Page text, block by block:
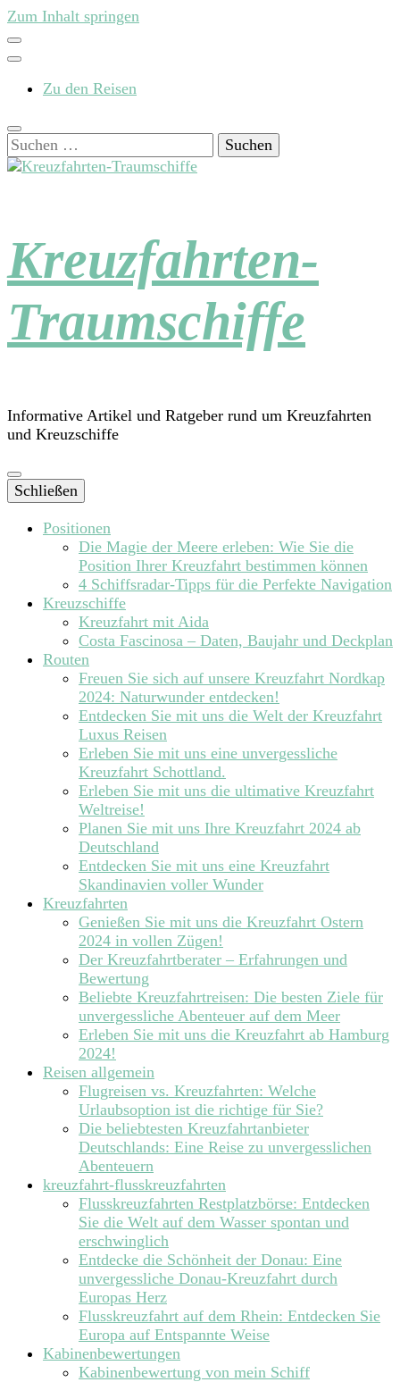
Zum Inhalt springen
Zu den Reisen
Suchen
nach:
Kreuzfahrten-
Traumschiffe
Informative Artikel und Ratgeber rund um Kreuzfahrten
und Kreuzschiffe
Schließen
Positionen
Die Magie der Meere erleben: Wie Sie die
Position Ihrer Kreuzfahrt bestimmen können
4 Schiffsradar-Tipps für die Perfekte Navigation
Kreuzschiffe
Kreuzfahrt mit Aida
Costa Fascinosa – Daten, Baujahr und Deckplan
Routen
Freuen Sie sich auf unsere Kreuzfahrt Nordkap
2024: Naturwunder entdecken!
Entdecken Sie mit uns die Welt der Kreuzfahrt
Luxus Reisen
Erleben Sie mit uns eine unvergessliche
Kreuzfahrt Schottland.
Erleben Sie mit uns die ultimative Kreuzfahrt
Weltreise!
Planen Sie mit uns Ihre Kreuzfahrt 2024 ab
Deutschland
Entdecken Sie mit uns eine Kreuzfahrt
Skandinavien voller Wunder
Kreuzfahrten
Genießen Sie mit uns die Kreuzfahrt Ostern
2024 in vollen Zügen!
Der Kreuzfahrtberater – Erfahrungen und
Bewertung
Beliebte Kreuzfahrtreisen: Die besten Ziele für
unvergessliche Abenteuer auf dem Meer
Erleben Sie mit uns die Kreuzfahrt ab Hamburg
2024!
Reisen allgemein
Flugreisen vs. Kreuzfahrten: Welche
Urlaubsoption ist die richtige für Sie?
Die beliebtesten Kreuzfahrtanbieter
Deutschlands: Eine Reise zu unvergesslichen
Abenteuern
kreuzfahrt-flusskreuzfahrten
Flusskreuzfahrten Restplatzbörse: Entdecken
Sie die Welt auf dem Wasser spontan und
erschwinglich
Entdecke die Schönheit der Donau: Eine
unvergessliche Donau-Kreuzfahrt durch
Europas Herz
Flusskreuzfahrt auf dem Rhein: Entdecken Sie
Europa auf Entspannte Weise
Kabinenbewertungen
Kabinenbewertung von mein Schiff